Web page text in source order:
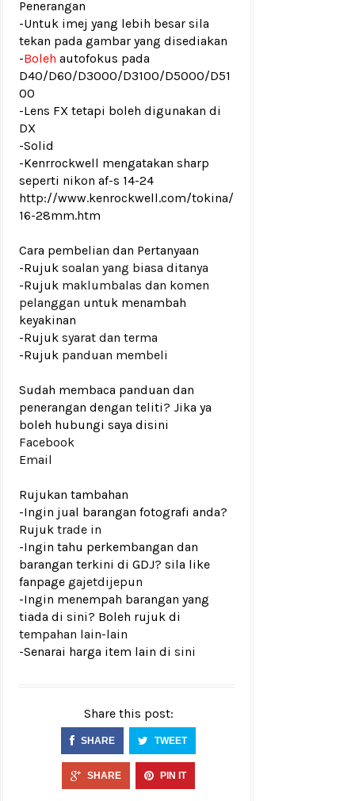
Penerangan
-Untuk imej yang lebih besar sila
tekan pada gambar yang disediakan
-Boleh autofokus pada
D40/D60/D3000/D3100/D5000/D51
00
-Lens FX tetapi boleh digunakan di
DX
-Solid
-Kenrrockwell mengatakan sharp
seperti nikon af-s 14-24
http://www.kenrockwell.com/tokina/
16-28mm.htm
Cara pembelian dan Pertanyaan
-Rujuk soalan yang biasa ditanya
-Rujuk maklumbalas dan komen
pelanggan untuk menambah
keyakinan
-Rujuk syarat dan terma
-Rujuk panduan membeli
Sudah membaca panduan dan
penerangan dengan teliti? Jika ya
boleh hubungi saya disini
Facebook
Email
Rujukan tambahan
-Ingin jual barangan fotografi anda?
Rujuk trade in
-Ingin tahu perkembangan dan
barangan terkini di GDJ? sila like
fanpage gajetdijepun
-Ingin menempah barangan yang
tiada di sini? Boleh rujuk di
tempahan lain-lain
-Senarai harga item lain di sini
Share this post:
SHARE TWEET
SHARE PIN IT